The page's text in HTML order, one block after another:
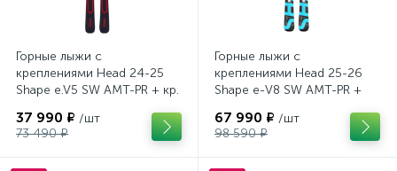
Горные лыжи с
креплениями Head 24-25
Shape e.V5 SW AMT-PR + кр.
37 990 ₽ /шт
73 490 ₽
Горные лыжи с
креплениями Head 25-26
Shape e-V8 SW AMT-PR +
67 990 ₽ /шт
98 590 ₽